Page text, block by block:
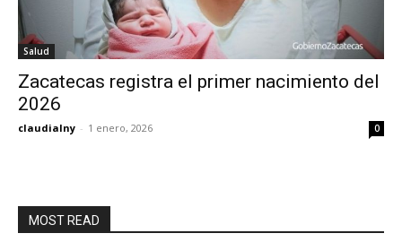
Salud
Zacatecas registra el primer nacimiento del
2026
claudialny - 1 enero, 2026 0
MOST READ